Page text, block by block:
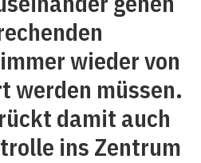
wieder von
werden müssen.
damit auch
ins Zentrum